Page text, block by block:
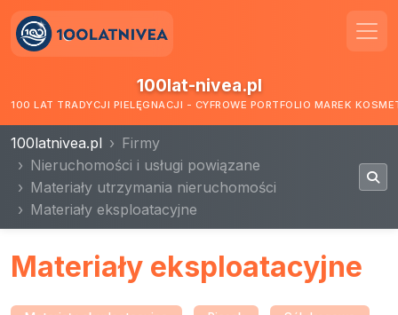
100lat-nivea.pl
100 LAT TRADYCJI PIELĘGNACJI - CYFROWE PORTFOLIO MAREK
100latnivea.pl
Firmy
Nieruchomości i usługi powiązane
Materiały utrzymania nieruchomości
Materiały eksploatacyjne
Materiały eksploatacyjne